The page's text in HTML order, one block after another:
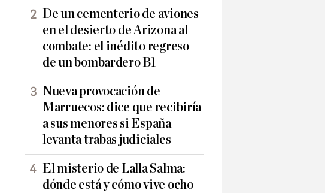
De un cementerio de aviones
en el desierto de Arizona al
combate: el inédito regreso
de un bombardero B1
Nueva provocación de
Marruecos: dice que recibiría
a sus menores si España
levanta trabas judiciales
El misterio de Lalla Salma:
dónde está y cómo vive ocho